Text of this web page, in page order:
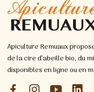
Apiculture Remuaux
de la cire d’abeille bio, du
disponibles en ligne ou en